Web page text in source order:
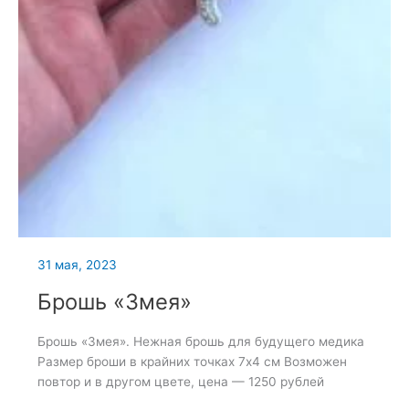
31 мая, 2023
Брошь «Змея»
Брошь «Змея». Нежная брошь для будущего медика
Размер броши в крайних точках 7х4 см Возможен
повтор и в другом цвете, цена — 1250 рублей